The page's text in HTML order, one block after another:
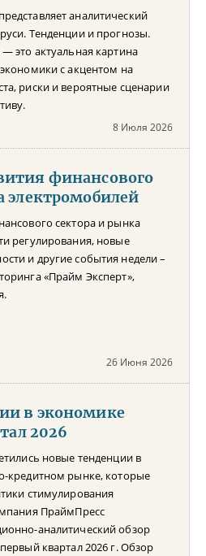
аналитический
Тенденции и прогнозы.
это актуальная картина
с акцентом на
риски и вероятные сценарии
8 Июля 2026
финансового
электромобилей
сектора и рынка
регулирования, новые
и другие события недели –
«Прайм Эксперт»,
26 Июня 2026
в экономике
2026
новые тенденции в
кредитном рынке, которые
стимулирования
ПраймПресс
аналитический обзор
квартал 2026 г. Обзор